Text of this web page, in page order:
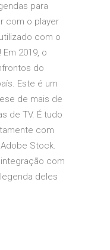
para
com o player
com o
2019, o
do
Este é um
de mais de
de TV. É tudo
com
Stock.
com
deles